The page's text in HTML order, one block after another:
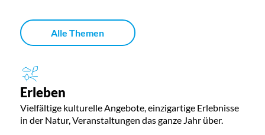
Alle Themen
Erleben
Vielfältige kulturelle Angebote, einzigartige Erlebnisse
in der Natur, Veranstaltungen das ganze Jahr über.